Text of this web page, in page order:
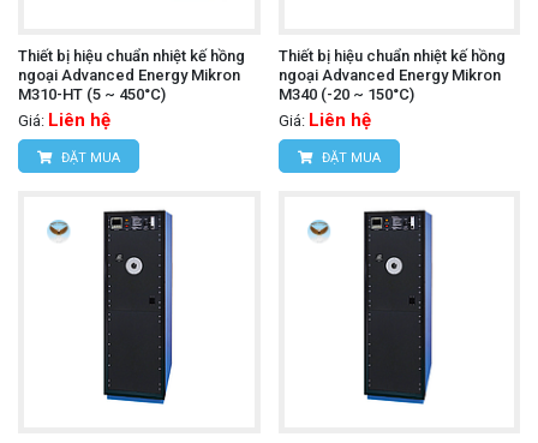
Thiết bị hiệu chuẩn nhiệt kế hồng
ngoại Advanced Energy Mikron
M310-HT (5 ~ 450°C)
Giá: Liên hệ
ĐẶT MUA
Thiết bị hiệu chuẩn nhiệt kế hồng
ngoại Advanced Energy Mikron
M340 (-20 ~ 150°C)
Giá: Liên hệ
ĐẶT MUA